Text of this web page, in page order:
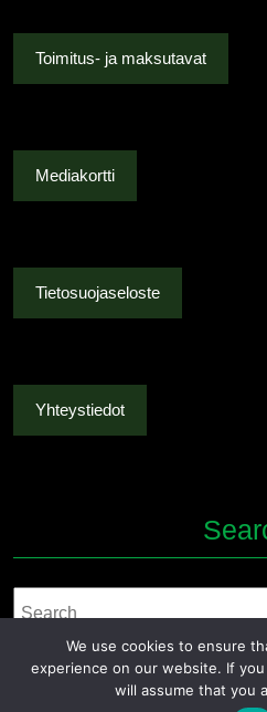
Toimitus- ja maksutavat
Mediakortti
Tietosuojaseloste
Yhteystiedot
We use cookies to ensure
experience on our website. If
will assume that you